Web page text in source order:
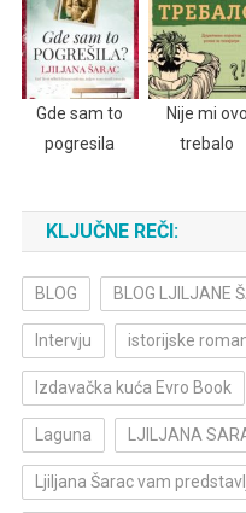
Gde sam to
pogresila
Nije mi ovo
trebalo
KLJUČNE REČI:
BLOG BLOG LJILJANE
Intervju istorijske
Izdavačka kuća Evro Book
Laguna LJILJANA
Ljiljana Šarac vam